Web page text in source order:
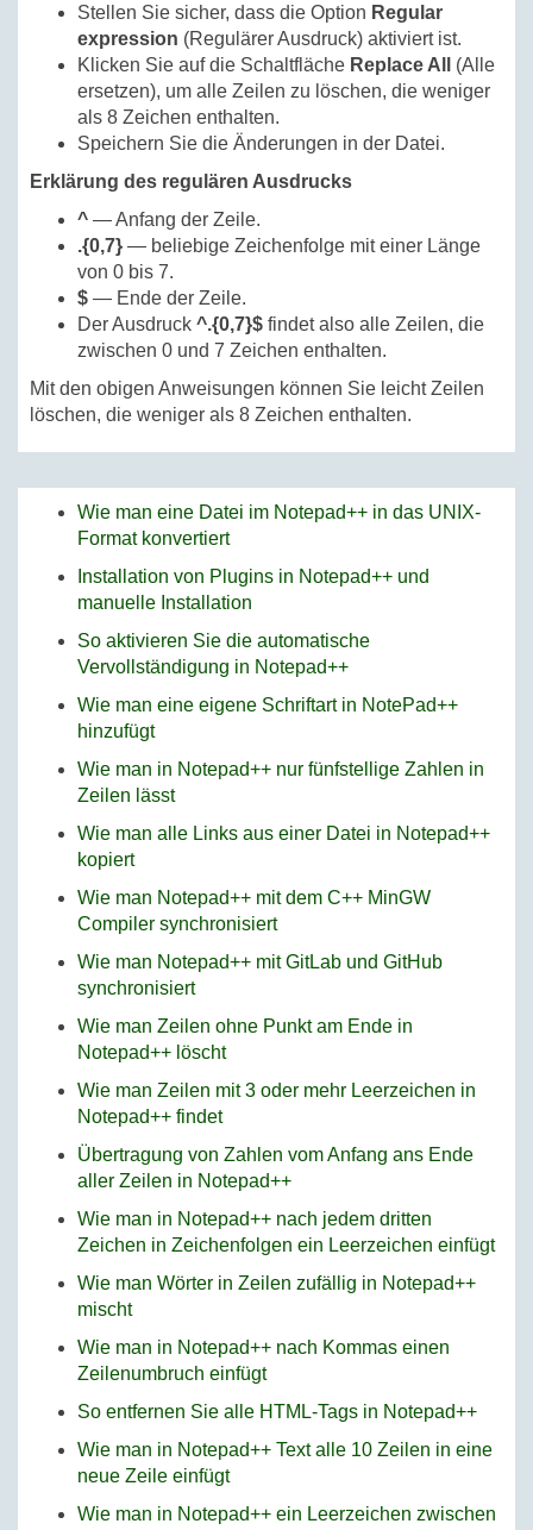
Stellen Sie sicher, dass die Option Regular
expression (Regulärer Ausdruck) aktiviert ist.
Klicken Sie auf die Schaltfläche Replace All
(Alle
ersetzen), um alle Zeilen zu löschen, die weniger
als 8 Zeichen enthalten.
Speichern Sie die Änderungen in der Datei.
Erklärung des regulären Ausdrucks
^ — Anfang der Zeile.
.{0,7} — beliebige Zeichenfolge mit einer Länge
von 0 bis 7.
$ — Ende der Zeile.
Der Ausdruck ^.{0,7}$ findet also alle Zeilen, die
zwischen 0 und 7 Zeichen enthalten.
Mit den obigen Anweisungen können Sie leicht Zeilen
löschen, die weniger als 8 Zeichen enthalten.
Wie man eine Datei im Notepad++ in das UNIX-
Format konvertiert
Installation von Plugins in Notepad++ und
manuelle Installation
So aktivieren Sie die automatische
Vervollständigung in Notepad++
Wie man eine eigene Schriftart in NotePad++
hinzufügt
Wie man in Notepad++ nur fünfstellige Zahlen in
Zeilen lässt
Wie man alle Links aus einer Datei in Notepad++
kopiert
Wie man Notepad++ mit dem C++ MinGW
Compiler synchronisiert
Wie man Notepad++ mit GitLab und GitHub
synchronisiert
Wie man Zeilen ohne Punkt am Ende in
Notepad++ löscht
Wie man Zeilen mit 3 oder mehr Leerzeichen in
Notepad++ findet
Übertragung von Zahlen vom Anfang ans Ende
aller Zeilen in Notepad++
Wie man in Notepad++ nach jedem dritten
Zeichen in Zeichenfolgen ein Leerzeichen einfügt
Wie man Wörter in Zeilen zufällig in Notepad++
mischt
Wie man in Notepad++ nach Kommas einen
Zeilenumbruch einfügt
So entfernen Sie alle HTML-Tags in Notepad++
Wie man in Notepad++ Text alle 10 Zeilen in eine
neue Zeile einfügt
Wie man in Notepad++ ein Leerzeichen zwischen